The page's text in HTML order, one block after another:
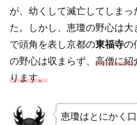
が、幼くして滅亡してしまっ
た。しかし、恵瓊の野心は
で頭角を表し京都の東福寺の
の野心は収まらず、 高僧に紹
ります。
恵瓊はとにかく